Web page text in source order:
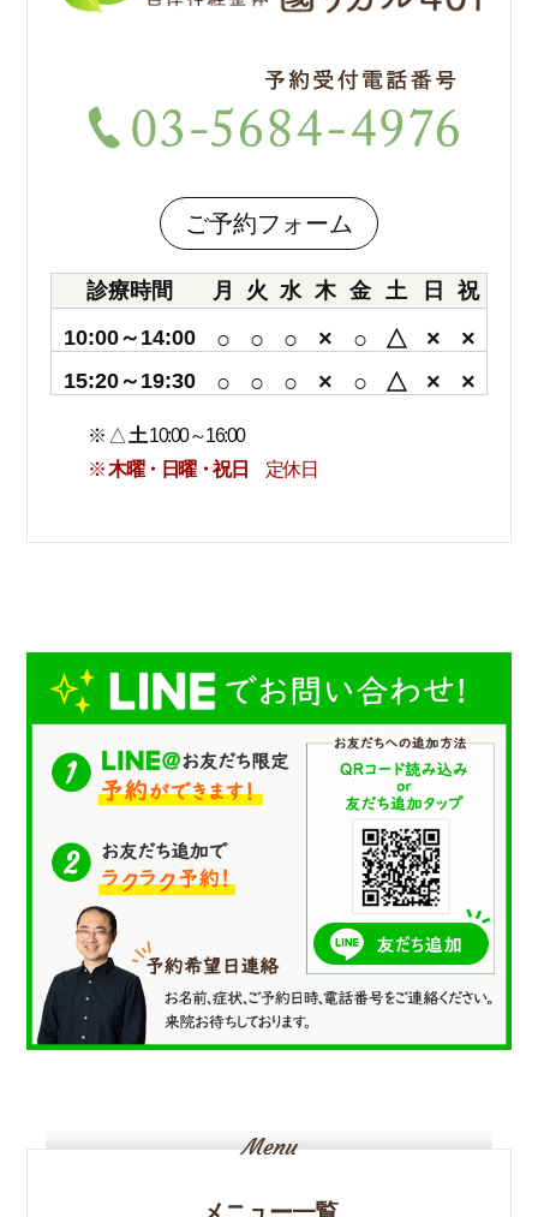
ご予約フォーム
診療時間 月 火 水 木 金 土 日
祝
10:00～14:00
○ ○ ○ × ○ △ × ×
15:20～19:30 ○ ○ ○ × ○ △ × ×
※ △ 土10:00～16:00
※木曜・日曜・祝日 定休日